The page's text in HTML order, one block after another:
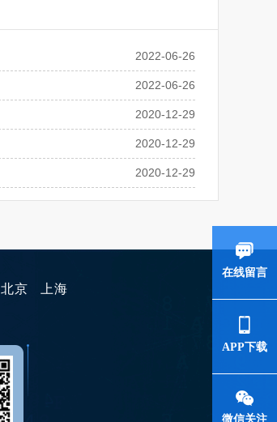
2022-06-26
2022-06-26
2020-12-29
2020-12-29
2020-12-29
北京 上海
在线留言
APP下载
微信关注